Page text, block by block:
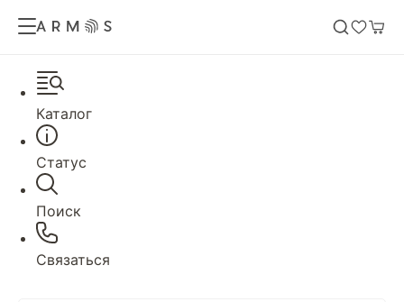
Каталог
Статус
Поиск
Связаться